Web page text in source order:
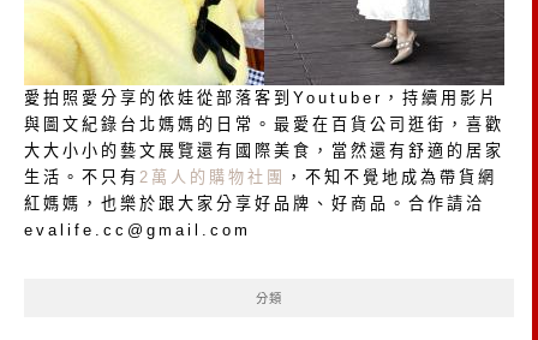
愛拍照愛分享的依娃從部落客到Youtuber，持續用影片
與圖文紀錄台北媽媽的日常。最愛在百貨公司逛街，喜歡
大大小小的藝文展覽還有國際美食，當然還有舒適的居家
生活。不只有 2萬人的購物社團
，不知不覺地成為帶貨網
紅媽媽，也樂於跟大家分享好品牌、好商品。合作請洽
evalife.cc@gmail.com
分類